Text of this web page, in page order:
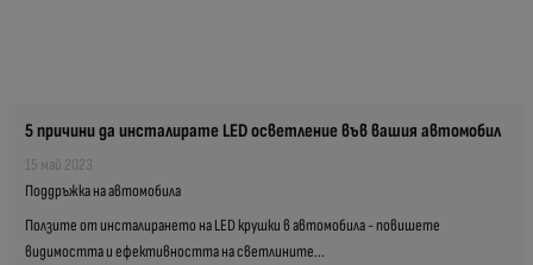
5 причини да инсталирате LED осветление във вашия автомобил
15 май 2023
Поддръжка на автомобила
Ползите от инсталирането на LED крушки в автомобила - повишете
видимостта и ефективността на светлините...